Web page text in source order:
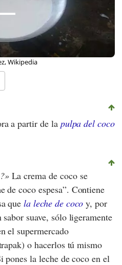
Wikipedia
a partir de la pulpa del coco
La crema de coco se
de coco espesa”. Contiene
quela leche de coco y, por
suave, sólo ligeramente
el supermercado
o hacerlos tú mismo
pones la leche de coco en el